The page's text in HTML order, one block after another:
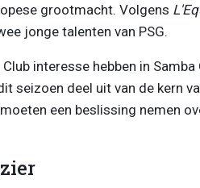
grootmacht. Volgens
jonge talenten van PSG.
interesse hebben in Samba
seizoen deel uit van de kern
een beslissing nemen